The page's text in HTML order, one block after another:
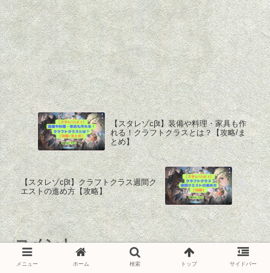
【スタレゾcβt】装備や料理・家具も作
れる！クラフトクラスとは？【攻略/ま
とめ】
【スタレゾcβt】クラフトクラス週間ク
エストの進め方【攻略】
コメント
メニュー ホーム 検索 トップ サイドバー